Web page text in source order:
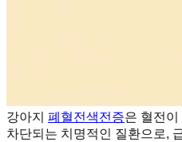
강아지 폐혈전색전증은 혈전
차단되는 치명적인 질환으로,